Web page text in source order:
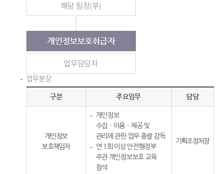
해당 팀장(부)
개인정보보호취급자
업무담당자
업무분장
구분 주요임무 담당
개인정보
보호책임자
개인정보
수집ㆍ이용ㆍ제공 및
관리에 관한 업무 총괄 감독
연 1회 이상 안전행정부
주관 개인정보보호 교육
참석
기획조정처장